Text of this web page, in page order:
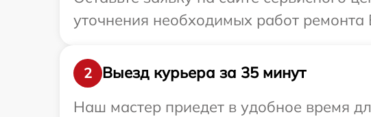
уточнения необходимых работ ремонта
2
Выезд курьера за 35 минут
Наш мастер приедет в удобное время